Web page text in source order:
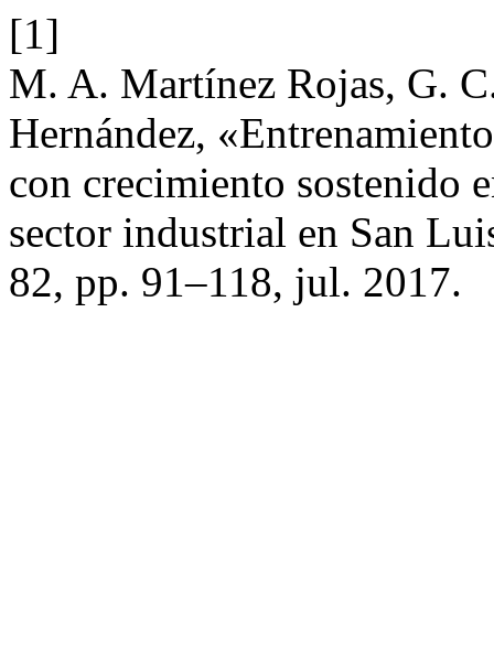
[1]
M. A. Martínez Rojas, G.
Hernández,
con crecimiento sostenido
sector industrial en San
82, pp. 91–118, jul. 2017.